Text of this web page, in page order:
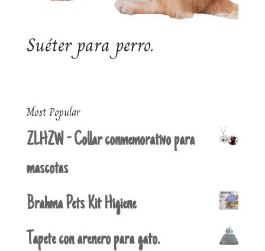
Suéter para perro.
Most Popular
ZLHZW - Collar conmemorativo para
mascotas
Brahma Pets Kit Higiene
Tapete con arenero para gato.